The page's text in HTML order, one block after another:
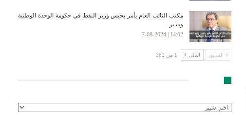
مكتب النائب العام يأمر بحبس وزير النفط في حكومة الوحدة الوطنية
ومدير…
14:02 | 7-08-2024
السابق التالي 1 من 382
الأرشيف